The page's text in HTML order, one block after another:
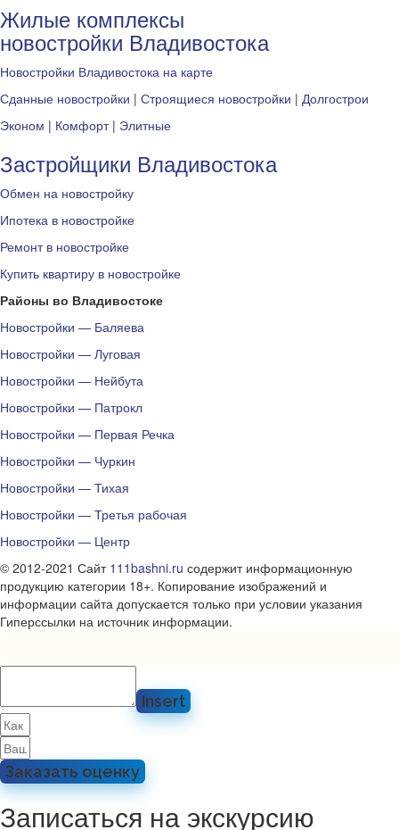
Жилые комплексы
новостройки Владивостока
Новостройки Владивостока на карте
Сданные новостройки | Строящиеся новостройки | Долгострои
Эконом | Комфорт| Элитные
Застройщики Владивостока
Обмен на новостройку
Ипотека в новостройке
Ремонт в новостройке
Купить квартиру в новостройке
Районы во Владивостоке
Новостройки — Баляева
Новостройки — Луговая
Новостройки — Нейбута
Новостройки — Патрокл
Новостройки — Первая Речка
Новостройки — Чуркин
Новостройки — Тихая
Новостройки — Третья рабочая
Новостройки — Центр
© 2012-2021 Сайт 111bashni.ru содержит информационную
продукцию категории 18+. Копирование изображений и
информации сайта допускается только при условии указания
Гиперссылки на источник информации.
Insert
Заказать оценку
Записаться на экскурсию